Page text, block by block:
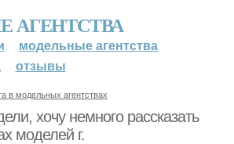
АГЕНТСТВА
модельные агентства
отзывы
в модельных агентствах
хочу немного рассказать
моделей г.